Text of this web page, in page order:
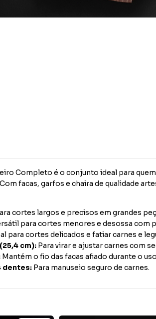
Completo é o conjunto ideal para
facas, garfos e chaira de qualidade
cortes largos e precisos em grandes
para cortes menores e desossa com
para cortes delicados e fatiar carnes e
cm): Para virar e ajustar carnes com
Mantém o fio das facas afiado durante o
dentes: Para manuseio seguro de carnes.